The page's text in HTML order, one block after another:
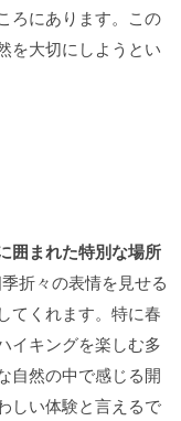
ろにあります。この
を大切にしようとい
囲まれた特別な場所
折々の表情を見せる
てくれます。特に春
イキングを楽しむ多
自然の中で感じる開
しい体験と言えるで